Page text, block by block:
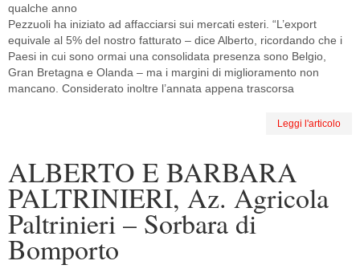
qualche anno
Pezzuoli ha iniziato ad affacciarsi sui mercati esteri. “L’export
equivale al 5% del nostro fatturato – dice Alberto, ricordando che i
Paesi in cui sono ormai una consolidata presenza sono Belgio,
Gran Bretagna e Olanda – ma i margini di miglioramento non
mancano. Considerato inoltre l’annata appena trascorsa
Leggi l'articolo
ALBERTO E BARBARA
PALTRINIERI, Az. Agricola
Paltrinieri – Sorbara di
Bomporto